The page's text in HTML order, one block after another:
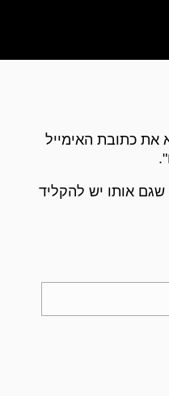
את כתובת האימייל
אותו יש להקליד